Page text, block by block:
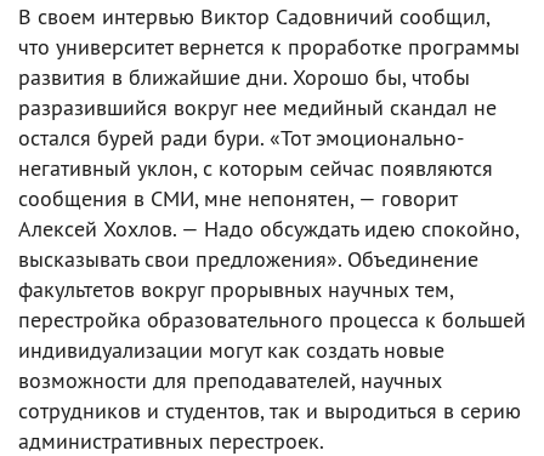
В своем интервью Виктор Садовничий сообщил,
что университет вернется к проработке программы
развития в ближайшие дни. Хорошо бы, чтобы
разразившийся вокруг нее медийный скандал не
остался бурей ради бури. «Тот эмоционально-
негативный уклон, с которым сейчас появляются
сообщения в СМИ, мне непонятен, — говорит
Алексей Хохлов. — Надо обсуждать идею спокойно,
высказывать свои предложения». Объединение
факультетов вокруг прорывных научных тем,
перестройка образовательного процесса к большей
индивидуализации могут как создать новые
возможности для преподавателей, научных
сотрудников и студентов, так и выродиться в серию
административных перестроек.